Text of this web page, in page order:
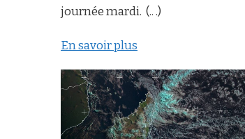
journée mardi. (.. .)
En savoir plus